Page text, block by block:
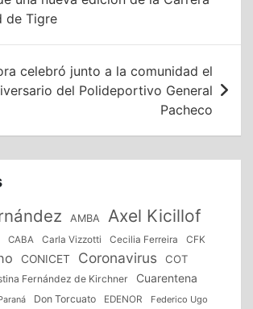
de Tigre
celebró junto a la comunidad el
del Polideportivo General
Pacheco
AMBA Axel Kicillof
CABA Carla Vizzotti Cecilia Ferreira CFK
CONICET Coronavirus COT
Fernández de Kirchner Cuarentena
Don Torcuato EDENOR Federico Ugo